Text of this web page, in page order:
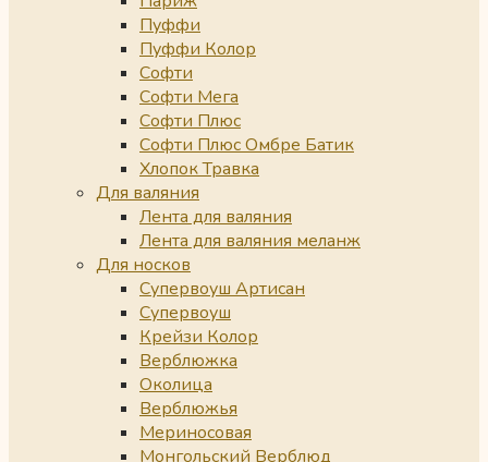
Пуффи
Пуффи Колор
Софти
Софти Мега
Софти Плюс
Софти Плюс Омбре Батик
Хлопок Травка
Для валяния
Лента для валяния
Лента для валяния меланж
Для носков
Супервоуш Артисан
Супервоуш
Крейзи Колор
Верблюжка
Околица
Верблюжья
Мериносовая
Монгольский Верблюд